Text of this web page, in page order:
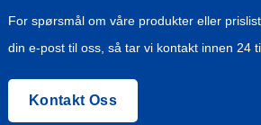
For spørsmål om våre produkter eller
din e-post til oss, så tar vi kontakt innen 24
Kontakt Oss